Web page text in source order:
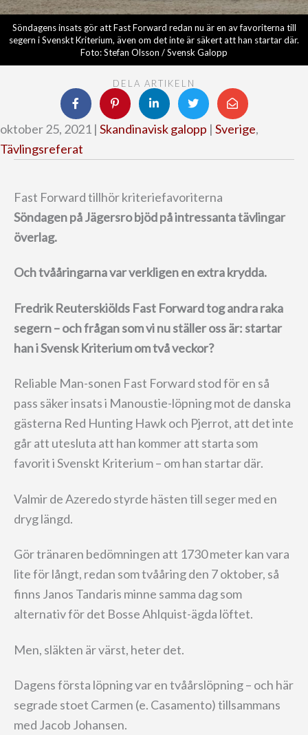
Söndagens insats gör att Fast Forward redan nu är en av favoriterna till
segern i Svenskt Kriterium, även om det inte är säkert att han startar där.
Foto: Stefan Olsson / Svensk Galopp
DELA ARTIKELN
oktober 25, 2021 | Skandinavisk galopp | Sverige,
Tävlingsreferat
Fast Forward tillhör kriteriefavoriterna
Söndagen på Jägersro bjöd på intressanta tävlingar
överlag.
Och tvååringarna var verkligen en extra krydda.
Fredrik Reuterskiölds Fast Forward tog andra raka
segern – och frågan som vi nu ställer oss är: startar
han i Svensk Kriterium om två veckor?
Reliable Man-sonen Fast Forward stod för en så
pass säker insats i Manoustie-löpning mot de danska
gästerna Red Hunting Hawk och Pjerrot, att det inte
går att utesluta att han kommer att starta som
favorit i Svenskt Kriterium – om han startar där.
Valmir de Azeredo styrde hästen till seger med en
dryg längd.
Gör tränaren bedömningen att 1730 meter kan vara
lite för långt, redan som tvååring den 7 oktober, så
finns Janos Tandaris minne samma dag som
alternativ för det Bosse Ahlquist-ägda löftet.
Men, släkten är värst, heter det.
Dagens första löpning var en tvåårslöpning – och här
segrade stoet Carmen (e. Casamento) tillsammans
med Jacob Johansen.